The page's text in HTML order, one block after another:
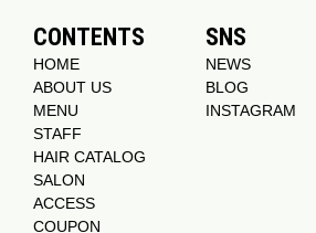
CONTENTS
HOME
ABOUT US
MENU
STAFF
HAIR CATALOG
SALON
ACCESS
COUPON
SNS
NEWS
BLOG
INSTAGRAM